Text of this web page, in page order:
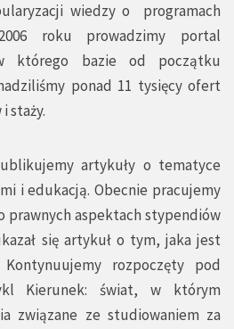
wiedzy o programach
roku prowadzimy portal
którego bazie od początku
ponad 11 tysięcy ofert
staży.
artykuły o tematyce
i edukacją. Obecnie pracujemy
prawnych aspektach stypendiów
się artykuł o tym, jaka jest
rozpoczęty pod
Kierunek: świat, w którym
związane ze studiowaniem za